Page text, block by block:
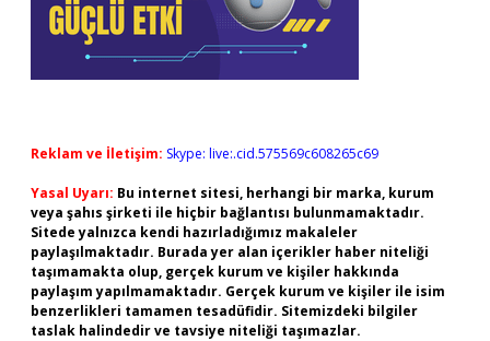
Reklam ve İletişim: Skype: live:.cid.575569c608265c69
Yasal Uyarı: Bu internet sitesi, herhangi bir marka, kurum
veya şahıs şirketi ile hiçbir bağlantısı bulunmamaktadır.
Sitede yalnızca kendi hazırladığımız makaleler
paylaşılmaktadır. Burada yer alan içerikler haber niteliği
taşımamakta olup, gerçek kurum ve kişiler hakkında
paylaşım yapılmamaktadır. Gerçek kurum ve kişiler ile isim
benzerlikleri tamamen tesadüfidir. Sitemizdeki bilgiler
taslak halindedir ve tavsiye niteliği taşımazlar.